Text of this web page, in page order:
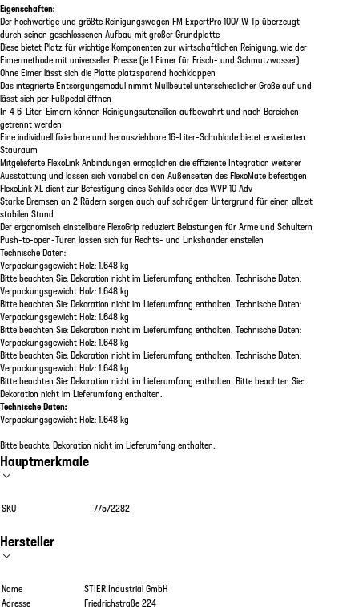
Eigenschaften:
Der hochwertige und größte Reinigungswagen FM ExpertPro 100/ W Tp überzeugt
durch seinen geschlossenen Aufbau mit großer Grundplatte
Diese bietet Platz für wichtige Komponenten zur wirtschaftlichen Reinigung, wie der
Eimermethode mit universeller Presse (je 1 Eimer für Frisch- und Schmutzwasser)
Ohne Eimer lässt sich die Platte platzsparend hochklappen
Das integrierte Entsorgungsmodul nimmt Müllbeutel unterschiedlicher Größe auf und
lässt sich per Fußpedal öffnen
In 4 6-Liter-Eimern können Reinigungsutensilien aufbewahrt und nach Bereichen
getrennt werden
Eine individuell fixierbare und herausziehbare 16-Liter-Schublade bietet erweiterten
Stauraum
Mitgelieferte FlexoLink Anbindungen ermöglichen die effiziente Integration weiterer
Ausstattung und lassen sich variabel an den Außenseiten des FlexoMate befestigen
FlexoLink XL dient zur Befestigung eines Schilds oder des WVP 10 Adv
Starke Bremsen an 2 Rädern sorgen auch auf schrägem Untergrund für einen allzeit
stabilen Stand
Der ergonomisch einstellbare FlexoGrip reduziert Belastungen für Arme und Schultern
Push-to-open-Türen lassen sich für Rechts- und Linkshänder einstellen
Technische Daten:
Verpackungsgewicht Holz: 1.648 kg
Bitte beachten Sie: Dekoration nicht im Lieferumfang enthalten. Technische Daten:
Verpackungsgewicht Holz: 1.648 kg
Bitte beachten Sie: Dekoration nicht im Lieferumfang enthalten. Technische Daten:
Verpackungsgewicht Holz: 1.648 kg
Bitte beachten Sie: Dekoration nicht im Lieferumfang enthalten. Technische Daten:
Verpackungsgewicht Holz: 1.648 kg
Bitte beachten Sie: Dekoration nicht im Lieferumfang enthalten. Technische Daten:
Verpackungsgewicht Holz: 1.648 kg
Bitte beachten Sie: Dekoration nicht im Lieferumfang enthalten. Bitte beachten Sie:
Dekoration nicht im Lieferumfang enthalten.
Technische Daten:
Verpackungsgewicht Holz: 1.648 kg
Bitte beachte: Dekoration nicht im Lieferumfang enthalten.
Hauptmerkmale
SKU 77572282
Hersteller
Name
STIER Industrial GmbH
Adresse
Friedrichstraße 224